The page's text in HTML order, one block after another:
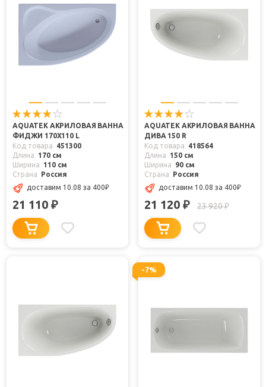
AQUATEK АКРИЛОВАЯ ВАННА
ФИДЖИ 170X110 L
Код товара
451300
Длина
170 см
Ширина
110 см
Страна
Россия
доставим 10.08 за 400₽
21 110 ₽
AQUATEK АКРИЛОВАЯ ВАННА
ДИВА 150 R
Код товара
418564
Длина
150 см
Ширина
90 см
Страна
Россия
доставим 10.08 за 400₽
21 120 ₽ 23 920₽
-7%